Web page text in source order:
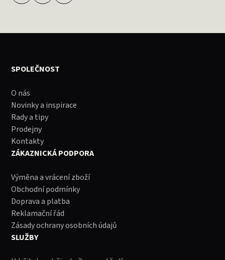
SPOLEČNOST
O nás
Novinky a inspirace
Rady a tipy
Prodejny
Kontakty
ZÁKAZNICKÁ PODPORA
Výměna a vrácení zboží
Obchodní podmínky
Doprava a platba
Reklamační řád
Zásady ochrany osobních údajů
SLUŽBY